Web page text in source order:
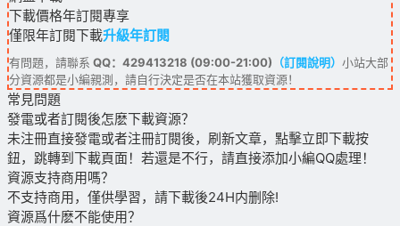
下載價格年訂閱專享
僅限年訂閱下載升級年訂閱
有問題，請聯系 QQ：429413218 (09:00-21:00) （訂閱說明） 小站大部
分資源都是小編親測，請自行決定是否在本站獲取資源！
常見問題
發電或者訂閱後怎麽下載資源？
未注冊直接發電或者注冊訂閱後，刷新文章，點擊立即下載按
鈕，跳轉到下載頁面！若還是不行，請直接添加小編QQ處理！
資源支持商用嗎？
不支持商用，僅供學習，請下載後24H内删除!
資源爲什麽不能使用？